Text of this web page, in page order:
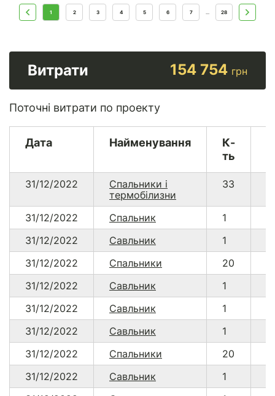
1 2 3 4 5 6 7 ... 28
Витрати 154 754 грн
Поточні витрати по проекту
Дата Найменування
К-
ть
31/12/2022
Спальники і
термобілизни
33
31/12/2022 Спальник 1
31/12/2022
Савльник 1
31/12/2022
Спальники 20
31/12/2022
Савльник 1
31/12/2022
Савльник 1
31/12/2022
Савльник 1
31/12/2022
Спальники 20
31/12/2022
Савльник 1